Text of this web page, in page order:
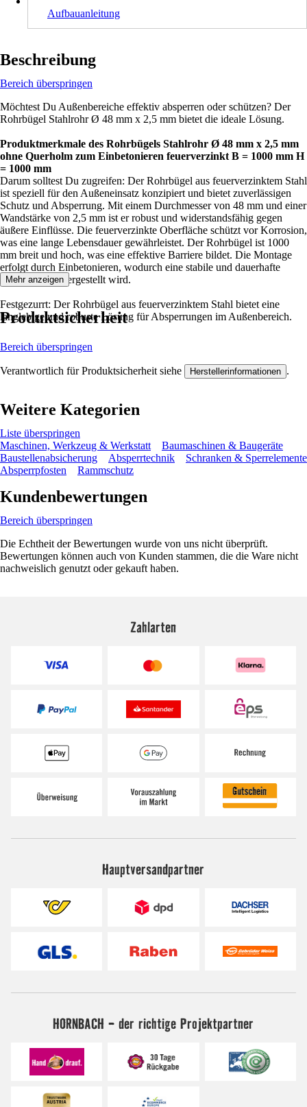
Aufbauanleitung
Beschreibung
Bereich überspringen
Möchtest Du Außenbereiche effektiv absperren oder schützen? Der
Rohrbügel Stahlrohr Ø 48 mm x 2,5 mm bietet die ideale Lösung.
Produktmerkmale des Rohrbügels Stahlrohr Ø 48 mm x 2,5 mm
ohne Querholm zum Einbetonieren feuerverzinkt B = 1000 mm H
= 1000 mm
Darum solltest Du zugreifen: Der Rohrbügel aus feuerverzinktem Stahl
ist speziell für den Außeneinsatz konzipiert und bietet zuverlässigen
Schutz und Absperrung. Mit einem Durchmesser von 48 mm und einer
Wandstärke von 2,5 mm ist er robust und widerstandsfähig gegen
äußere Einflüsse. Die feuerverzinkte Oberfläche schützt vor Korrosion,
was eine lange Lebensdauer gewährleistet. Der Rohrbügel ist 1000
mm breit und hoch, was eine effektive Barriere bildet. Die Montage
erfolgt durch Einbetonieren, wodurch eine stabile und dauerhafte
Installation sichergestellt wird.
Festgezurrt: Der Rohrbügel aus feuerverzinktem Stahl bietet eine
langlebige und robuste Lösung für Absperrungen im Außenbereich.
Mehr anzeigen
Produktsicherheit
Bereich überspringen
Verantwortlich für Produktsicherheit siehe Herstellerinformationen .
Weitere Kategorien
Liste überspringen
Maschinen, Werkzeug & Werkstatt
Baumaschinen & Baugeräte
Baustellenabsicherung
Absperrtechnik
Schranken & Sperrelemente
Absperrpfosten
Rammschutz
Kundenbewertungen
Bereich überspringen
Die Echtheit der Bewertungen wurde von uns nicht überprüft.
Bewertungen können auch von Kunden stammen, die die Ware nicht
nachweislich genutzt oder gekauft haben.
Zahlarten
Hauptversandpartner
HORNBACH - der richtige Projektpartner